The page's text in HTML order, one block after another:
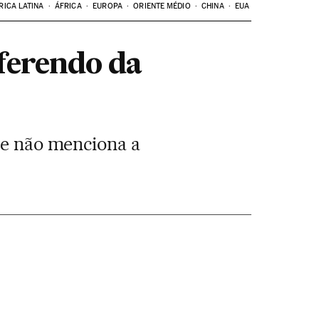
LATINA ÁFRICA EUROPA ORIENTE MÉDIO CHINA EUA
da
não menciona a